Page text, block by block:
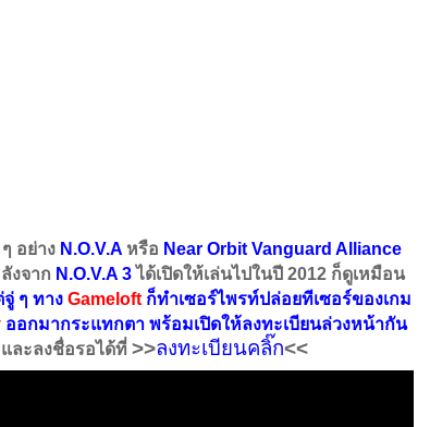
อย่าง N.O.V.A หรือ Near Orbit Vanguard Alliance
งจาก N.O.V.A 3ได้เปิดให้เล่นไปในปี 2012 ก็ดูเหมือน
จู่ ๆ ทาง Gameloft ก็ทำเซอร์ไพรท์ปล่อยทีเซอร์ของเกม
ออกมากระแทกตา พร้อมเปิดให้ลงทะเบียนล่วงหน้ากัน
ละลงชื่อรอได้ที่ >>ลงทะเบียนคลิ๊ก<<